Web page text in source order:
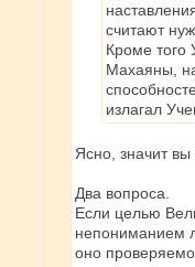
считают
Кроме того
Махаяны,
излагал
Ясно, значит вы
Два вопроса.
Если целью
непониманием
оно